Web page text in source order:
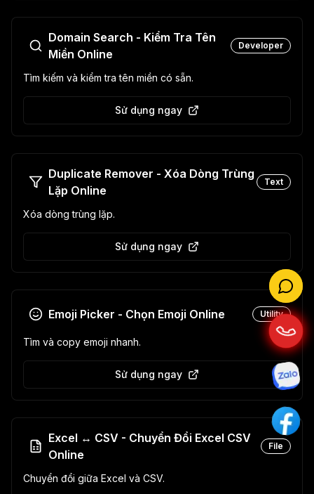
Domain Search - Kiểm Tra Tên
Miền Online
Developer
Tìm kiếm và kiểm tra tên miền có sẵn.
Sử dụng ngay
Duplicate Remover - Xóa Dòng Trùng
Lặp Online
Text
Xóa dòng trùng lặp.
Sử dụng ngay
Emoji Picker - Chọn Emoji Online Utility
Tìm và copy emoji nhanh.
Sử dụng ngay
Excel ↔ CSV - Chuyển Đổi Excel CSV
Online
File
Chuyển đổi giữa Excel và CSV.